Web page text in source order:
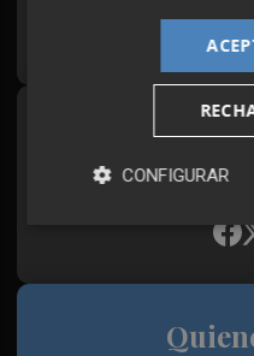
Plaza Podcast,
CONFIGURAR